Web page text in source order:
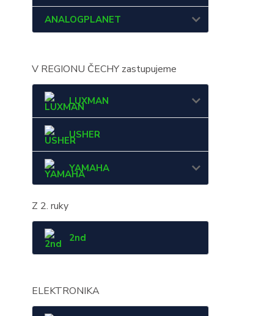
ANALOGPLANET
V REGIONU ČECHY zastupujeme
LUXMAN
USHER
YAMAHA
Z 2. ruky
2nd
ELEKTRONIKA